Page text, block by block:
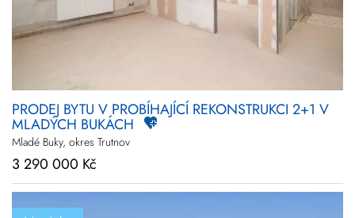
PRODEJ BYTU V PROBÍHAJÍCÍ REKONSTRUKCI 2+1 V
MLADÝCH BUKÁCH
Mladé Buky, okres Trutnov
3 290 000 Kč